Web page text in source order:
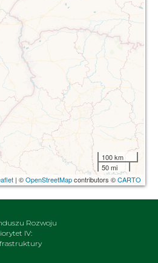
100 km
50 mi
| ©OpenStreetMapcontributors ©CARTO
Rozwoju
IV: